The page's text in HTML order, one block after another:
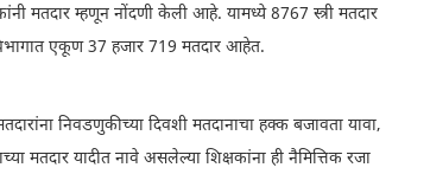
मतदार म्हणून नोंदणी केली आहे. यामध्ये 8767 स्त्री मतदार
एकूण 37 हजार 719 मतदार आहेत.
निवडणुकीच्या दिवशी मतदानाचा हक्क बजावता यावा,
मतदार यादीत नावे असलेल्या शिक्षकांना ही नैमित्तिक रजा